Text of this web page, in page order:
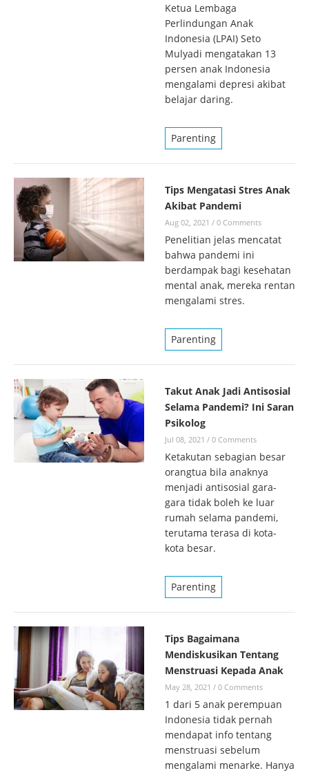
Ketua Lembaga
Perlindungan Anak
Indonesia (LPAI) Seto
Mulyadi mengatakan 13
persen anak Indonesia
mengalami depresi akibat
belajar daring.
Parenting
Tips Mengatasi Stres Anak
Akibat Pandemi
Aug 02, 2021 / 0 Comments
Penelitian jelas mencatat
bahwa pandemi ini
berdampak bagi kesehatan
mental anak, mereka rentan
mengalami stres.
Parenting
Takut Anak Jadi Antisosial
Selama Pandemi? Ini Saran
Psikolog
Jul 08, 2021 / 0 Comments
Ketakutan sebagian besar
orangtua bila anaknya
menjadi antisosial gara-
gara tidak boleh ke luar
rumah selama pandemi,
terutama terasa di kota-
kota besar.
Parenting
Tips Bagaimana
Mendiskusikan Tentang
Menstruasi Kepada Anak
May 28, 2021 / 0 Comments
1 dari 5 anak perempuan
Indonesia tidak pernah
mendapat info tentang
menstruasi sebelum
mengalami menarke. Hanya